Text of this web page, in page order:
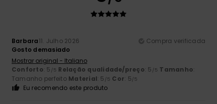
Barbara11. Julho 2026
Compra verificada
Gosto demasiado
Mostrar original - Italiano
Conforto: 5 /5 Relação qualidade/preço: 5 /5 Tamanho:
Tamanho perfeito Material: 5 /5 Cor: 5/5
Eu recomendo este produto